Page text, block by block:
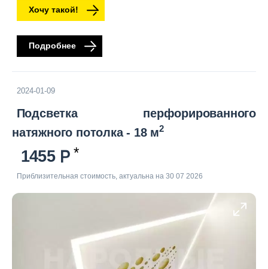
Хочу такой!
Подробнее
2024-01-09
Подсветка перфорированного
натяжного потолка - 18 м2
1455
Приблизительная стоимость, актуальна на 30 07 2026